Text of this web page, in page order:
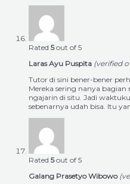
Rated 5out of 5
Laras Ayu Puspita (verified
Tutor di sini bener-bener
Mereka sering nanya
ngajarin di situ. Jadi
sebenarnya udah bisa. Itu
Rated 5out of 5
Galang Prasetyo Wibowo